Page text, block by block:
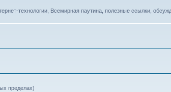
технологии, Всемирная паутина, полезные ссылки,
пределах)